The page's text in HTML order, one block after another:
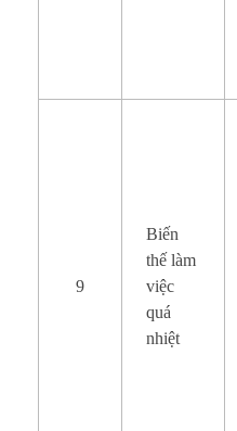
9
Biến
thế làm
việc
quá
nhiệt